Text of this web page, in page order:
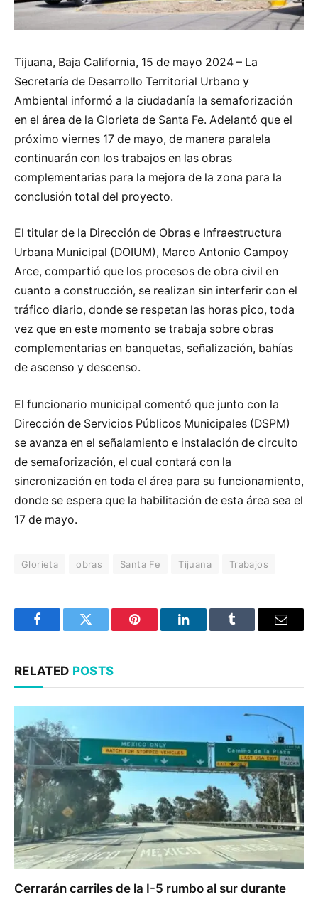
Tijuana, Baja California, 15 de mayo 2024 – La
Secretaría de Desarrollo Territorial Urbano y
Ambiental informó a la ciudadanía la semaforización
en el área de la Glorieta de Santa Fe. Adelantó que el
próximo viernes 17 de mayo, de manera paralela
continuarán con los trabajos en las obras
complementarias para la mejora de la zona para la
conclusión total del proyecto.
El titular de la Dirección de Obras e Infraestructura
Urbana Municipal (DOIUM), Marco Antonio Campoy
Arce, compartió que los procesos de obra civil en
cuanto a construcción, se realizan sin interferir con el
tráfico diario, donde se respetan las horas pico, toda
vez que en este momento se trabaja sobre obras
complementarias en banquetas, señalización, bahías
de ascenso y descenso.
El funcionario municipal comentó que junto con la
Dirección de Servicios Públicos Municipales (DSPM)
se avanza en el señalamiento e instalación de circuito
de semaforización, el cual contará con la
sincronización en toda el área para su funcionamiento,
donde se espera que la habilitación de esta área sea el
17 de mayo.
Glorieta obras Santa Fe Tijuana Trabajos
FacebookTwitter Pinterest LinkedInTumblr Email
RELATED POSTS
Cerrarán carriles de la I-5 rumbo al sur durante